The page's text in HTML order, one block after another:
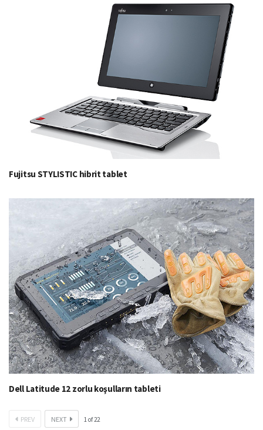
Fujitsu STYLISTIC hibrit tablet
Dell Latitude 12 zorlu koşulların tableti
PREV NEXT 1 of22